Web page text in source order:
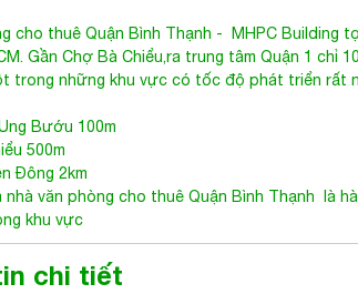
Gần Chợ Bà Chiểu,ra trung tâm Quận 1 chỉ
trong những khu vực có tốc độ phát triển rất
Bướu 100m
500m
Đông 2km
nhà văn phòng cho thuê Quận Bình Thạnh
khu vực
chi tiết